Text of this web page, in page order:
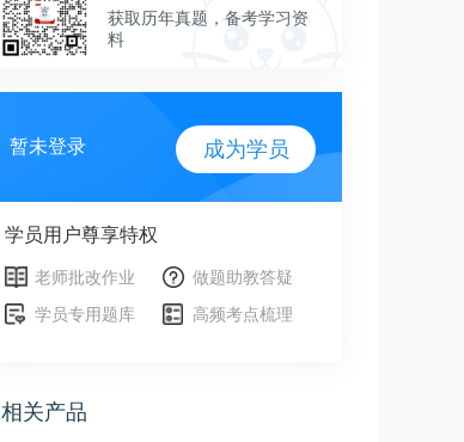
获取历年真题，备考学习资
料
暂未登录 成为学员
学员用户尊享特权
老师批改作业
做题助教答疑
学员专用题库
高频考点梳理
相关产品